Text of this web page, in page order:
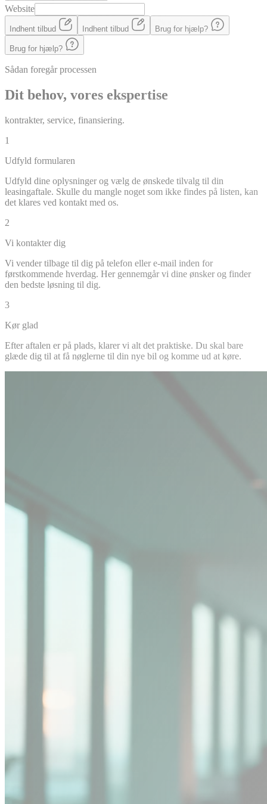
Website
Indhent tilbud Indhent tilbud Brug for hjælp?
Brug for hjælp?
Sådan foregår processen
Dit behov, vores ekspertise
kontrakter, service, finansiering.
1
Udfyld formularen
Udfyld dine oplysninger og vælg de ønskede tilvalg til din
leasingaftale. Skulle du mangle noget som ikke findes på listen, kan
det klares ved kontakt med os.
2
Vi kontakter dig
Vi vender tilbage til dig på telefon eller e-mail inden for
førstkommende hverdag. Her gennemgår vi dine ønsker og finder
den bedste løsning til dig.
3
Kør glad
Efter aftalen er på plads, klarer vi alt det praktiske. Du skal bare
glæde dig til at få nøglerne til din nye bil og komme ud at køre.